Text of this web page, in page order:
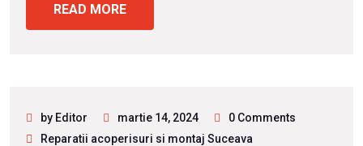
READ MORE
by Editor martie 14, 2024
0 Comments
Reparatii acoperisuri si montaj Suceava